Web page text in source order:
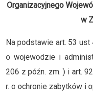
Organizacyjnego
w
Na podstawie art. 53
o wojewodzie i
206 z późn. zm. ) i art.
r. o ochronie zabytków i